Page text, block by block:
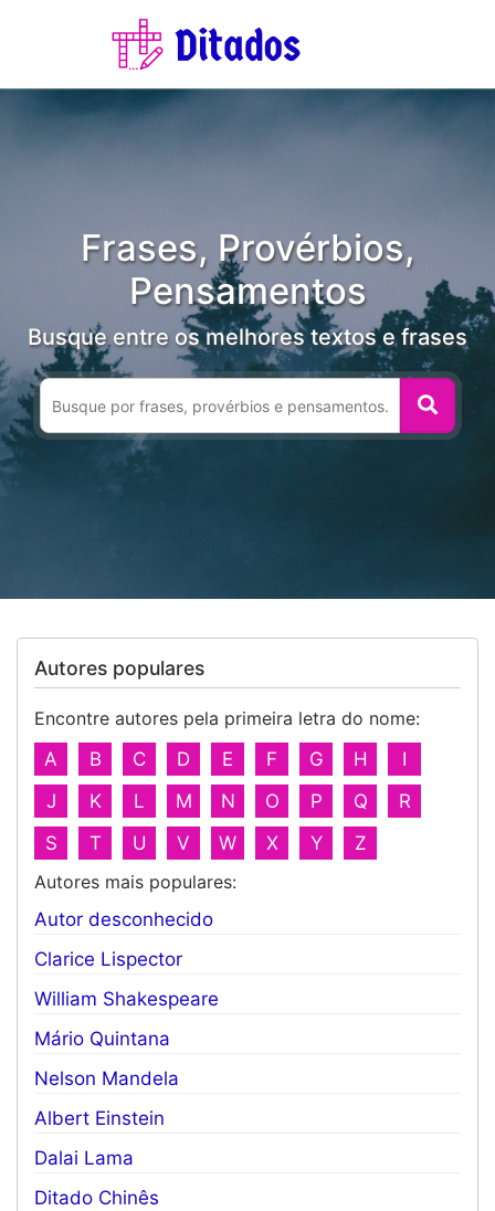
Frases, Provérbios,
Pensamentos
Busque entre os melhores textos e frases
Autores populares
Encontre autores pela primeira letra do nome:
A
B C D E F G H
I
J
K L M N O P Q
R
S
T U V W X Y
Z
Autores mais populares:
Autor desconhecido
Clarice Lispector
William Shakespeare
Mário Quintana
Nelson Mandela
Albert Einstein
Dalai Lama
Ditado Chinês